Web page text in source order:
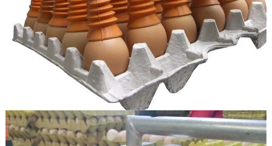
维修检测
技术原理
联系我们